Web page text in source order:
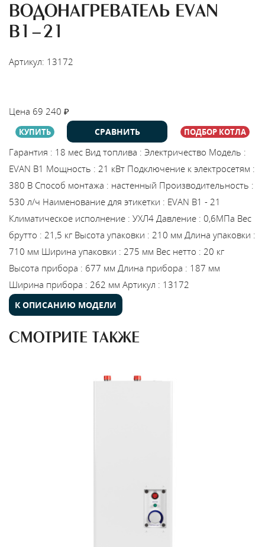
ВОДОНАГРЕВАТЕЛЬ EVAN
В1-21
Артикул: 13172
Цена 69 240 ₽
КУПИТЬ СРАВНИТЬ ПОДБОР КОТЛА
Гарантия : 18 мес Вид топлива : Электричество Модель :
EVAN В1 Мощность : 21 кВт Подключение к электросетям :
380 В Способ монтажа : настенный Производительность :
530 л/ч Наименование для этикетки : EVAN В1 - 21
Климатическое исполнение : УХЛ4 Давление : 0,6МПа Вес
брутто : 21,5 кг Высота упаковки : 210 мм Длина упаковки :
710 мм Ширина упаковки : 275 мм Вес нетто : 20 кг
Высота прибора : 677 мм Длина прибора : 187 мм
Ширина прибора : 262 мм Артикул : 13172
К ОПИСАНИЮ МОДЕЛИ
СМОТРИТЕ ТАКЖЕ